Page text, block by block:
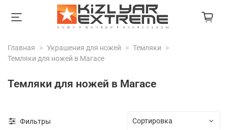
Главная Украшения для ножей
Темляки
Темляки для ножей в Магасе
Темляки для ножей в Магасе
Фильтры